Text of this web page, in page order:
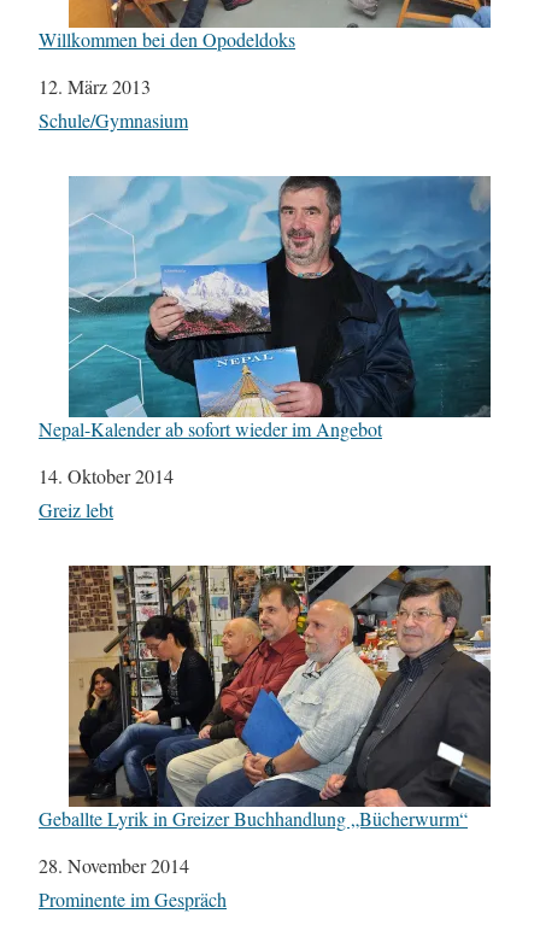
Willkommen bei den Opodeldoks
Datum
12. März 2013
In Bezug auf
Schule/Gymnasium
Nepal-Kalender ab sofort wieder im Angebot
Datum
14. Oktober 2014
In Bezug auf
Greiz lebt
Geballte Lyrik in Greizer Buchhandlung „Bücherwurm“
Datum
28. November 2014
In Bezug auf
Prominente im Gespräch